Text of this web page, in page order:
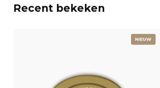
Dimbaar
Product Kleur
Recent bekeken
NIEUW